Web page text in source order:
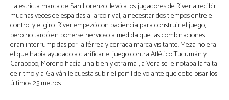
La estricta marca de San Lorenzo llevó a los jugadores de River a recibir
muchas veces de espaldas al arco rival, a necesitar dos tiempos entre el
control y el giro. River empezó con paciencia para construir el juego,
pero no tardó en ponerse nervioso a medida que las combinaciones
eran interrumpidas por la férrea y cerrada marca visitante. Meza no era
el que había ayudado a clarificar el juego contra Atlético Tucumán y
Carabobo, Moreno hacía una bien y otra mal, a Vera se le notaba la falta
de ritmo y a Galván le cuesta subir el perfil de volante que debe pisar los
últimos 25 metros.